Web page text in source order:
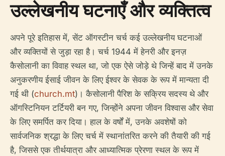
उल्लेखनीय घटनाएँ और व्यक्तित्व
अपने पूरे इतिहास में, सेंट ऑगस्टीन चर्च कई उल्लेखनीय घटनाओं
और व्यक्तियों से जुड़ा रहा है। चर्च 1944 में हेनरी और इनज़
कैसोलानी का विवाह स्थल था, जो एक ऐसे जोड़े थे जिन्हें बाद में उनके
अनुकरणीय ईसाई जीवन के लिए ईश्वर के सेवक के रूप में मान्यता दी
गई थी (church.mt)। कैसोलानी पैरिश के सक्रिय सदस्य थे और
ऑगस्टिनियन टर्टियरी बन गए, जिन्होंने अपना जीवन विश्वास और सेवा
के लिए समर्पित कर दिया। हाल के वर्षों में, उनके अवशेषों को
सार्वजनिक श्रद्धा के लिए चर्च में स्थानांतरित करने की तैयारी की गई
है, जिससे एक तीर्थयात्रा और आध्यात्मिक प्रेरणा स्थल के रूप में